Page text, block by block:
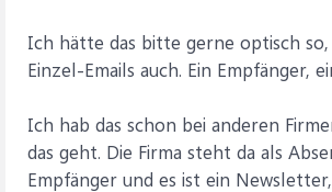
Ich hätte das bitte gerne optisch so,
Einzel-Emails auch. Ein Empfänger,
Ich hab das schon bei anderen
das geht. Die Firma steht da als
Empfänger und es ist ein